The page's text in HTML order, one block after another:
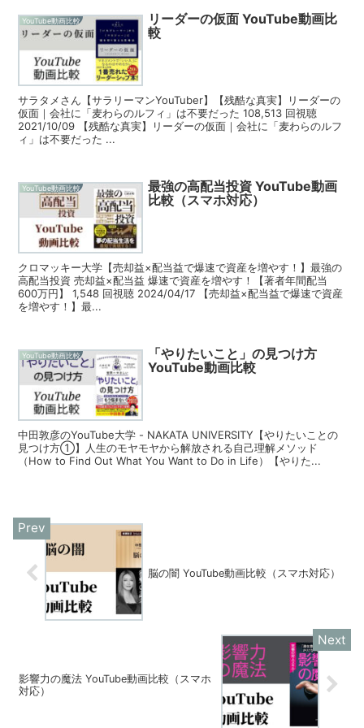
YouTube動画比較
リーダーの仮面 YouTube動画比
較
サラタメさん【サラリーマンYouTuber】【残酷な真実】リーダーの
仮面｜会社に「麦わらのルフィ」は不要だった 108,513 回視聴
2021/10/09 【残酷な真実】リーダーの仮面｜会社に「麦わらのルフ
ィ」は不要だった ...
YouTube動画比較
最強の高配当投資 YouTube動画
比較（スマホ対応）
クロマッキー大学【売却益×配当益で爆速で資産を増やす！】最強の
高配当投資 売却益×配当益 爆速で資産を増やす！【著者年間配当
600万円】 1,548 回視聴 2024/04/17 【売却益×配当益で爆速で資産
を増やす！】最...
YouTube動画比較
「やりたいこと」の見つけ方
YouTube動画比較
中田敦彦のYouTube大学 - NAKATA UNIVERSITY【やりたいことの
見つけ方①】人生のモヤモヤから解放される自己理解メソッド
（How to Find Out What You Want to Do in Life）【やりた...
脳の闇 YouTube動画比較（スマホ対応）
影響力の魔法 YouTube動画比較（スマホ
対応）